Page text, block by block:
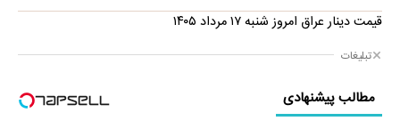
قیمت دینار عراق امروز شنبه ۱۷ مرداد ۱۴۰۵
تبلیغات
مطالب پیشنهادی